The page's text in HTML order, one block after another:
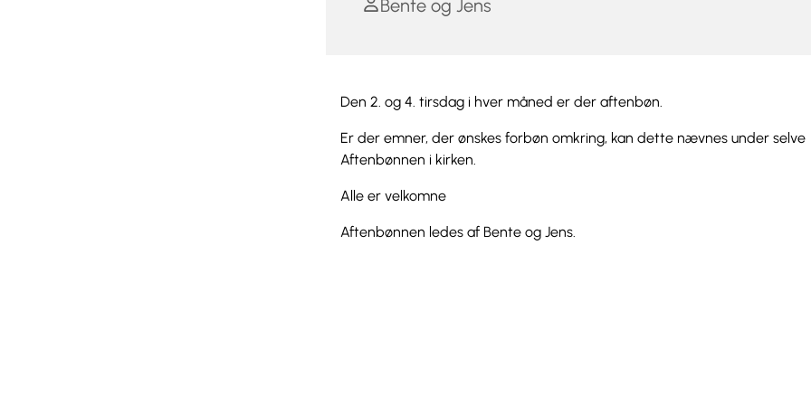
Bente og Jens
Den 2. og 4. tirsdag i hver måned er der aftenbøn.
Er der emner, der ønskes forbøn omkring, kan dette nævnes under selve
Aftenbønnen i kirken.
Alle er velkomne
Aftenbønnen ledes af Bente og Jens.